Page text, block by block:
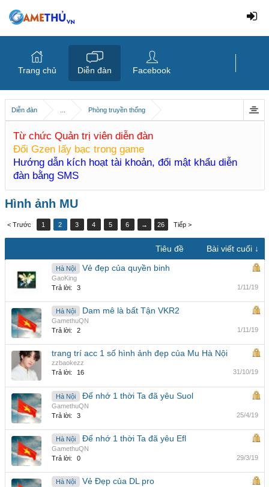
Diễn đàn Phòng truyền thống
Từ chức Quản trị viên diễn đàn
Đổi Gzen lấy bạc trong game
Hướng dẫn kích hoạt tài khoản, đổi mật khẩu diễn
đàn bằng SMS
Hình ảnh MU
< Trước 1 2 3 4 5 6 → 26 Tiếp >
Tiêu đề Bài viết cuối ↓
Hà Nội Vẻ đẹp của quyền binh
GaoKing
Trả lời:
3 1/11/19
Hà Nội Dam mê là bất Tận VKR2
GamethuQN
Trả lời:
2 1/11/19
trang trí acc 1 số hình ảnh đẹp của Mu Hà Nội
zzbaokezz
Trả lời:
16 31/10/19
Hà Nội Để nhớ 1 thời Ta đã yêu Suol
GamethuQN
Trả lời:
3 25/4/19
Hà Nội Để nhớ 1 thời Ta đã yêu Efl
GamethuQN
Trả lời:
0 29/3/19
Hà Nội Vẻ Đẹp của DL pro
Trang chủ Diễn đàn Facebook